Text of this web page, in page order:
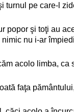
turnul pe care-l
popor şi toţi au
nimic nu i-ar
acolo limba, ca
faţa